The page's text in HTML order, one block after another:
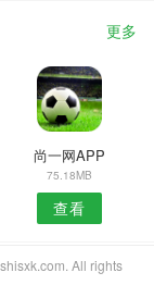
更多
尚一网APP
75.18MB
查看
All rights